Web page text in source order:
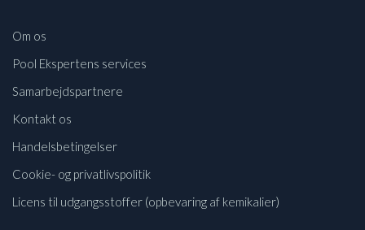
Om os
Pool Ekspertens services
Samarbejdspartnere
Kontakt os
Handelsbetingelser
Cookie- og privatlivspolitik
Licens til udgangsstoffer (opbevaring af kemikalier)